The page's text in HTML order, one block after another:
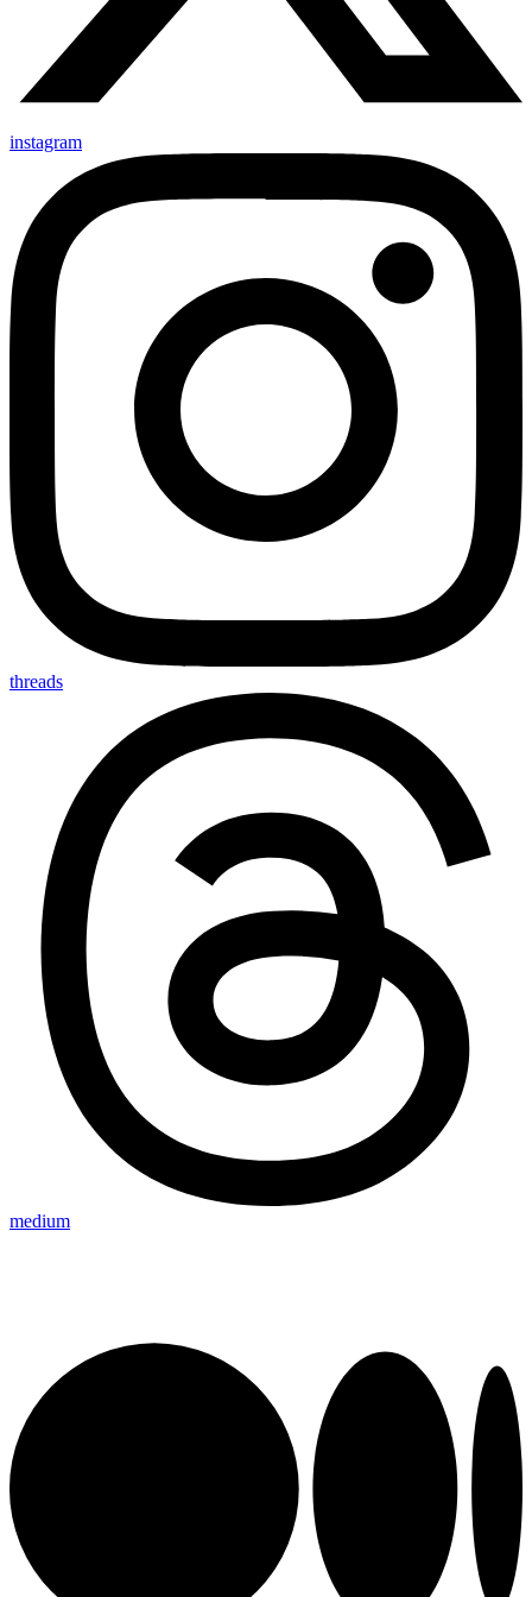
instagram
threads
medium